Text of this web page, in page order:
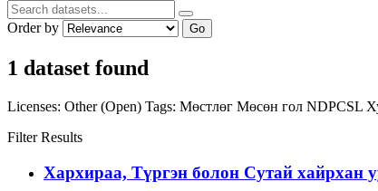
Order by Go
1 dataset found
Licenses: Other (Open) Tags: Мөстлөг Мөсөн гол NDPCSL
Filter Results
Хархираа, Түргэн болон Сутай хайрхан